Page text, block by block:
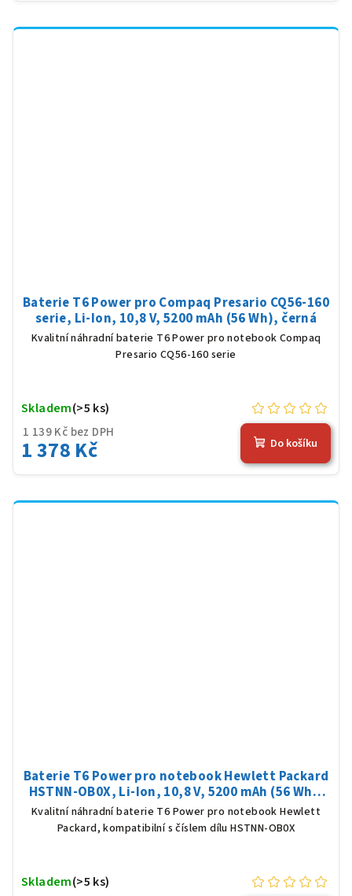
Baterie T6 Power pro Compaq Presario CQ56-160
serie, Li-Ion, 10,8 V, 5200 mAh (56 Wh), černá
Kvalitní náhradní baterie T6 Power pro notebook Compaq
Presario CQ56-160 serie
1 139 Kč bez DPH
1 378 Kč
Skladem(>5 ks)
Do košíku
Baterie T6 Power pro notebook Hewlett Packard
HSTNN-OB0X, Li-Ion, 10,8 V, 5200 mAh (56 Wh),
černá
Kvalitní náhradní baterie T6 Power pro notebook Hewlett
Packard, kompatibilní s číslem dílu HSTNN-OB0X
Skladem(>5 ks)